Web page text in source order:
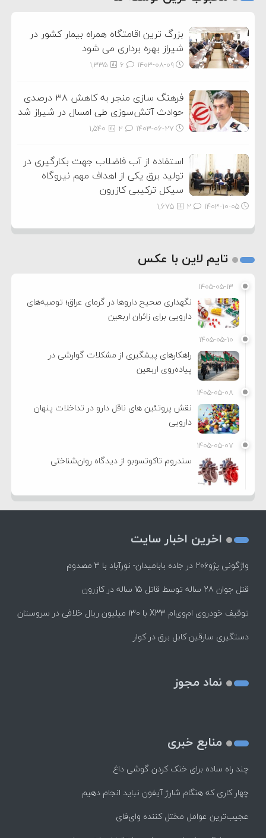
بزرگ ترین اقامتگاه همراه بیمار کشور در
شیراز بهره برداری می شود
۱۴۰۳-۰۸-۰۹ 1,335
فرهنگ سازی منجر به کاهش ۳۸ درصدی
حوادث آتش‌سوزی طی امسال در شیراز شد
۱۴۰۳-۰۶-۲۷ 1,540
استفاده از آب فاضلاب جهت بکارگیری در
تولید برق یکی از اهداف مهم نیروگاه
سیکل ترکیبی کازرون
۱۴۰۳-۱۰-۰۵ 1,675
تایم لاین با عکس
۱۴۰۵-۰۵-۱۳
نگهداری صحیح داروها در گرمای عراق؛ توصیه‌های
دارویی برای زائران اربعین
۱۴۰۵-۰۵-۱۰
راهکارهای پیشگیری از مشکلات گوارشی در
پیاده‌روی اربعین
۱۴۰۵-۰۵-۰۸
نقش پروتئین های ناقل دارو در تداخلات پنهان
دارویی
۱۴۰۵-۰۵-۰۷
سندروم تاکوتسوبو از دیدگاه روان‌شناختی
اخرین اخبار سایت
واژگونی پژو۲۰۶ در جاده بابامیدان- نورآباد با ۳ مصدوم
قتل جوان 28 ساله توسط قاتل 15 ساله در کازرون
توقیف خودروی ام‌وی‌ام X33 با ۱۳۰ میلیون ریال خلافی در سروستان
دستگیری سارقین کابل برق در کوار
نماد مجوز
منابع خبری
چند راه‌ ساده برای خنک کردن گوشی داغ
چهار کاری که هنگام شارژ آیفون نباید انجام دهیم
عجیب‌ترین عوامل مختل کننده وای‌فای